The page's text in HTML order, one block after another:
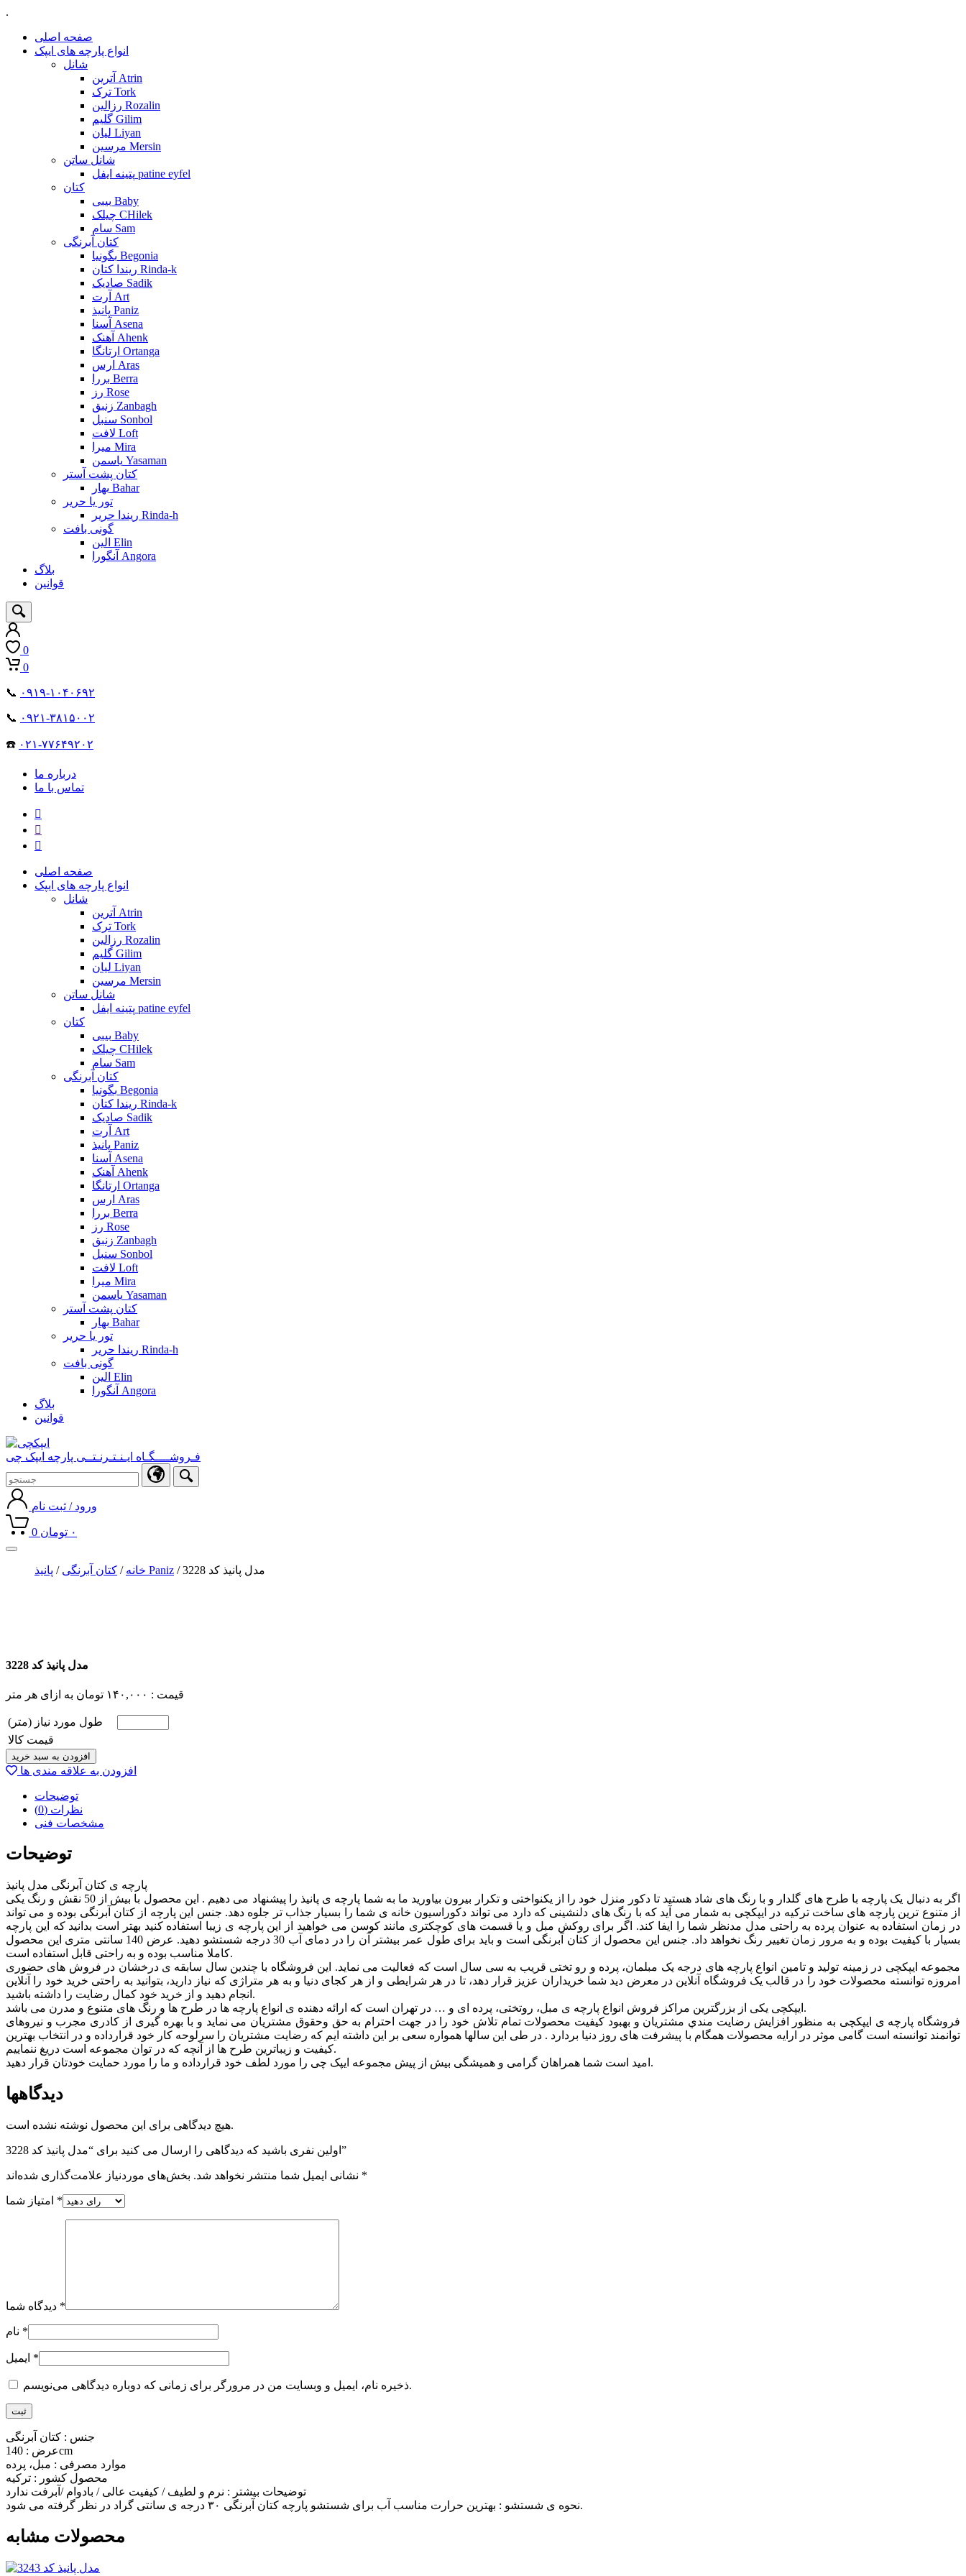
.
صفحه اصلی
انواع پارچه های ایپک
شانل
آترین Atrin
ترک Tork
رزالین Rozalin
گلیم Gilim
لیان Liyan
مرسین Mersin
شانل ساتن
پتینه ایفل patine eyfel
کتان
بیبی Baby
چیلک CHilek
سام Sam
کتان آبرنگی
بگونیا Begonia
ریندا کتان Rinda-k
صادیک Sadik
آرت Art
پانیذ Paniz
آسنا Asena
آهنک Ahenk
ارتانگا Ortanga
ارس Aras
بررا Berra
رز Rose
زنبق Zanbagh
سنبل Sonbol
لافت Loft
میرا Mira
یاسمن Yasaman
کتان پشت آستر
بهار Bahar
تور یا حریر
ریندا حریر Rinda-h
گونی بافت
الین Elin
آنگورا Angora
بلاگ
قوانین
0
0
📞 ۰۹۱۹-۱۰۴۰۶۹۲
📞 ۰۹۲۱-۳۸۱۵۰۰۲
☎️ ۰۲۱-۷۷۶۴۹۲۰۲
درباره ما
تماس با ما
صفحه اصلی
انواع پارچه های ایپک
شانل
آترین Atrin
ترک Tork
رزالین Rozalin
گلیم Gilim
لیان Liyan
مرسین Mersin
شانل ساتن
پتینه ایفل patine eyfel
کتان
بیبی Baby
چیلک CHilek
سام Sam
کتان آبرنگی
بگونیا Begonia
ریندا کتان Rinda-k
صادیک Sadik
آرت Art
پانیذ Paniz
آسنا Asena
آهنک Ahenk
ارتانگا Ortanga
ارس Aras
بررا Berra
رز Rose
زنبق Zanbagh
سنبل Sonbol
لافت Loft
میرا Mira
یاسمن Yasaman
کتان پشت آستر
بهار Bahar
تور یا حریر
ریندا حریر Rinda-h
گونی بافت
الین Elin
آنگورا Angora
بلاگ
قوانین
فـروشــــگـاه ایـنـتـرنـتــی پارچه ایپک چی
ورود / ثبت نام
0 ۰ تومان
Toggle
navigation
خانه / کتان آبرنگی / پانیذ Paniz / مدل پانیذ کد 3228
مدل پانیذ کد 3228
قیمت : ۱۴۰,۰۰۰ تومان به ازای هر متر
طول مورد نیاز (متر)
قیمت کالا
افزودن به سبد خرید
افزودن به علاقه مندی ها
توضیحات
نظرات (0)
مشخصات فنی
توضیحات
پارچه ی کتان آبرنگی مدل پانیذ
اگر به دنبال یک پارچه با طرح های گلدار و با رنگ های شاد هستید تا دکور منزل خود را از یکنواختی و تکرار بیرون بیاورید ما به شما پارچه ی پانیذ را پیشنهاد می دهیم . این محصول با بیش از 50 نقش و رنگ یکی
از متنوع ترین پارچه های ساخت ترکیه در ایپکچی به شمار می آید که با رنگ های دلنشینی که دارد می تواند دکوراسیون خانه ی شما را بسیار جذاب تر جلوه دهد. جنس این پارچه از کتان آبرنگی بوده و می تواند
در زمان استفاده به عنوان پرده به راحتی مدل مدنظر شما را ایفا کند. اگر برای روکش مبل و یا قسمت های کوچکتری مانند کوسن می خواهید از این پارچه ی زیبا استفاده کنید بهتر است بدانید که این پارچه
بسیار با کیفیت بوده و به مرور زمان تغییر رنگ نخواهد داد. جنس این محصول از کتان آبرنگی است و باید برای طول عمر بیشتر آن را در دمای آب 30 درجه شستشو دهید. عرض 140 سانتی متری این محصول
کاملا مناسب بوده و به راحتی قابل استفاده است.
مجموعه ایپکچی در زمینه تولید و تامین انواع پارچه های درجه یک مبلمان، پرده و رو تختی قریب به سی سال است که فعالیت می نماید. این فروشگاه با چندین سال سابقه ی درخشان در فروش های حضوری
امروزه توانسته محصولات خود را در قالب یک فروشگاه آنلاین در معرض دید شما خریداران عزیز قرار دهد، تا در هر شرایطی و از هر کجای دنیا و به هر متراژی که نیاز دارید، بتوانید به راحتی خرید خود را آنلاین
انجام دهید و از خرید خود کمال رضایت را داشته باشید.
ایپکچی یکی از بزرگترین مراکز فروش انواع پارچه ی مبل، روتختی، پرده ای و … در تهران است که ارائه دهنده ی انواع پارچه ها در طرح ها و رنگ های متنوع و مدرن می باشد.
فروشگاه پارچه ی ایپکچی به منظور افزايش رضايت مندي مشتريان و بهبود کيفيت محصولات تمام تلاش خود را در جهت احترام به حق وحقوق مشتريان می نماید و با بهره گیری از کادری مجرب و نیروهای
توانمند توانسته است گامی موثر در ارايه محصولات همگام با پیشرفت های روز دنیا بردارد . در طی این سالها همواره سعی بر این داشته ایم که رضایت مشتریان را سرلوحه کار خود قرارداده و در انتخاب بهترین
کیفیت و زیباترین طرح ها از آنچه که در توان مجموعه است دریغ ننماییم.
امید است شما همراهان گرامی و همیشگی بیش از پیش مجموعه ایپک چی را مورد لطف خود قرارداده و ما را مورد حمایت خودتان قرار دهید.
دیدگاهها
هیچ دیدگاهی برای این محصول نوشته نشده است.
اولین نفری باشید که دیدگاهی را ارسال می کنید برای “مدل پانیذ کد 3228”
نشانی ایمیل شما منتشر نخواهد شد. *
*
*
*
*
ذخیره نام، ایمیل و وبسایت من در مرورگر برای زمانی که دوباره دیدگاهی می‌نویسم.
جنس : کتان آبرنگی
عرض : 140cm
موارد مصرفی : مبل، پرده
محصول کشور : ترکیه
توضیحات بیشتر : نرم و لطیف / کیفیت عالی / بادوام /آبرفت ندارد
نحوه ی شستشو : بهترین حرارت مناسب آب برای شستشو پارچه کتان آبرنگی ۳۰ درجه ی سانتی گراد در نظر گرفته می شود.
محصولات مشابه